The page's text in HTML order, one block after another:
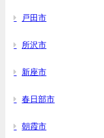
戸田市
所沢市
新座市
春日部市
朝霞市